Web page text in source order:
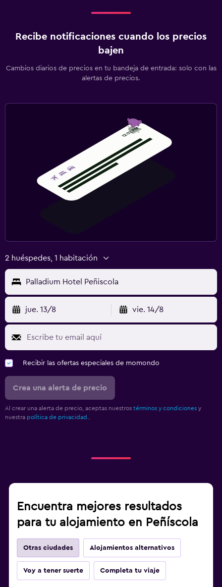
Recibe notificaciones cuando los precios
bajen
Cambios diarios de precios en tu bandeja de entrada: solo con las
alertas de precios.
2 huéspedes, 1 habitación
Palladium Hotel Peñiscola
jue. 13/8 vie. 14/8
Recibir las ofertas especiales de momondo
Crea una alerta de precio
Al crear una alerta de precio, aceptas nuestros términos y condiciones y
nuestra política de privacidad.
Encuentra mejores resultados
para tu alojamiento en Peñíscola
Otras ciudades Alojamientos alternativos
Voy a tener suerte Completa tu viaje